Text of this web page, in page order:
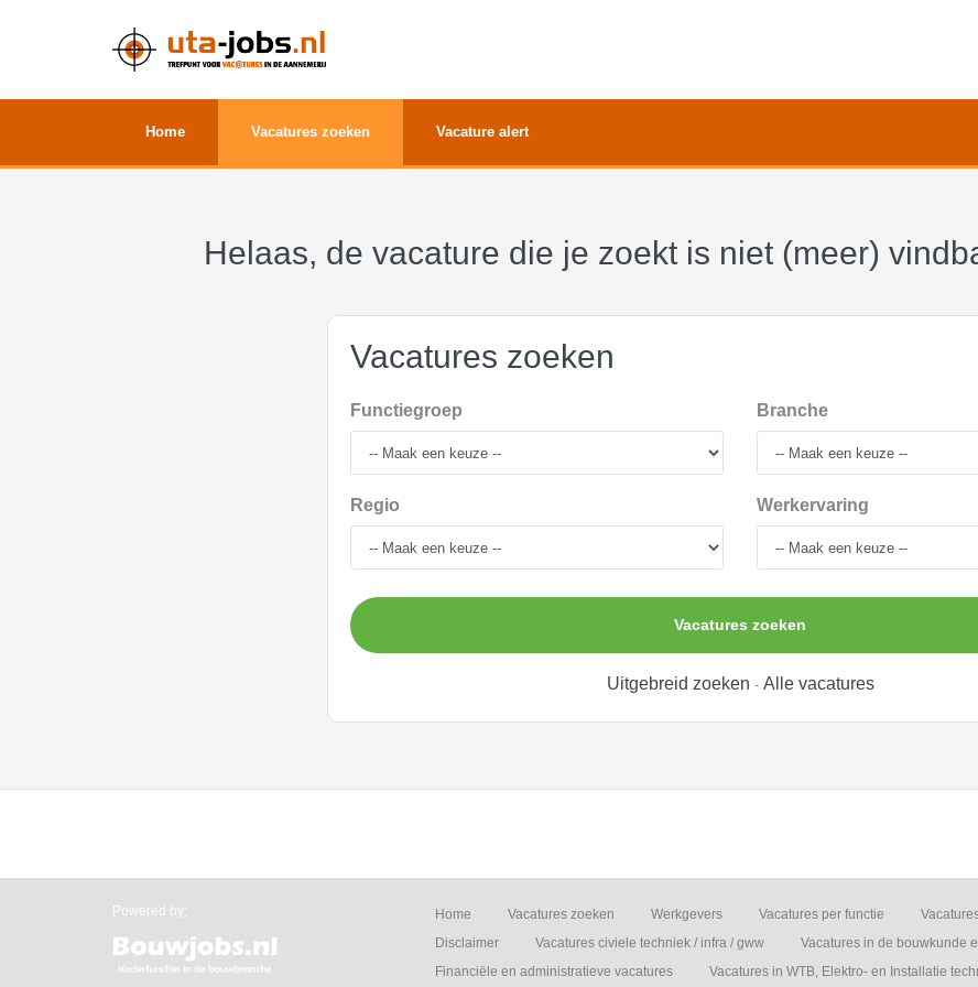
Home Vacatures zoeken Vacature alert
Helaas, de vacature die je zoekt is niet (meer)
Vacatures zoeken
Functiegroep Branche
Regio Werkervaring
Vacatures zoeken
Uitgebreid zoeken - Alle vacatures
Powered by: Home Vacatures zoeken Werkgevers Vacatures per functie
Disclaimer
Vacatures civiele techniek / infra / gww
Vacatures in de bouwkunde
Financiële en administratieve vacatures
Vacatures in WTB, Elektro- en Installatie